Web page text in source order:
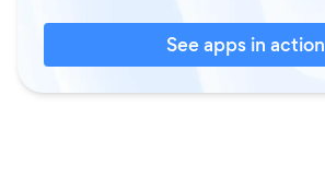
See apps in action